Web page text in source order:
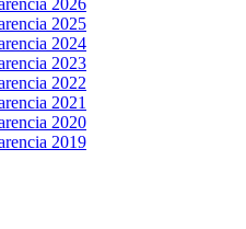
2025
2024
2023
2022
2021
2020
2019